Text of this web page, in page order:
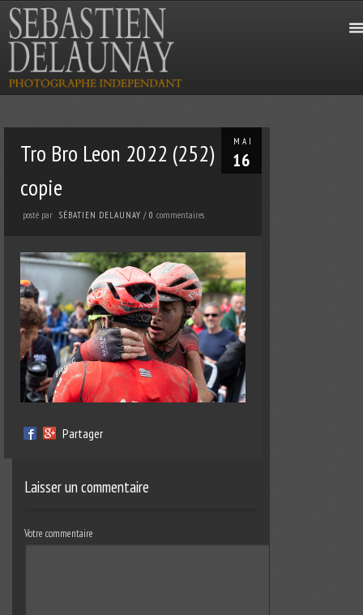
MAI
16
Tro Bro Leon 2022 (252)
copie
posté par SÉBATIEN DELAUNAY /0commentaires
Partager
Laisser un commentaire
Votre commentaire